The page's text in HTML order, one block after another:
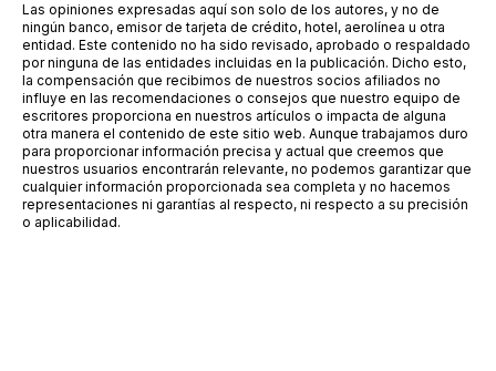
Las opiniones expresadas aquí son solo de los autores, y no de
ningún banco, emisor de tarjeta de crédito, hotel, aerolínea u otra
entidad. Este contenido no ha sido revisado, aprobado o respaldado
por ninguna de las entidades incluidas en la publicación. Dicho esto,
la compensación que recibimos de nuestros socios afiliados no
influye en las recomendaciones o consejos que nuestro equipo de
escritores proporciona en nuestros artículos o impacta de alguna
otra manera el contenido de este sitio web. Aunque trabajamos duro
para proporcionar información precisa y actual que creemos que
nuestros usuarios encontrarán relevante, no podemos garantizar que
cualquier información proporcionada sea completa y no hacemos
representaciones ni garantías al respecto, ni respecto a su precisión
o aplicabilidad.